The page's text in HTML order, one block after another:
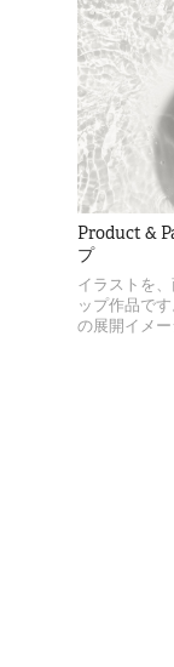
Product &
プ
イラストを
ップ作品で
の展開イメー